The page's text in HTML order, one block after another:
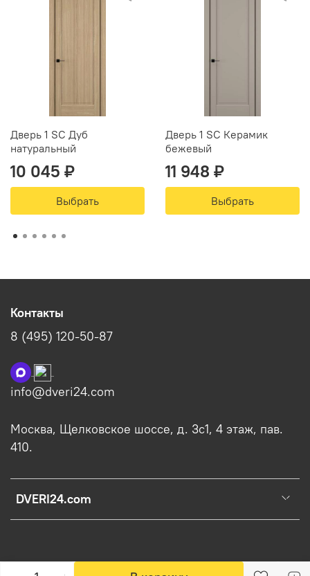
Дверь 1 SC Дуб
натуральный
10 045 ₽
Выбрать
Дверь 1 SC Керамик
бежевый
11 948 ₽
Выбрать
DVERI24.com
Контакты
8 (495) 120-50-87
info@dveri24.com
Москва, Щелковское шоссе, д. 3с1, 4 этаж, пав.
410.